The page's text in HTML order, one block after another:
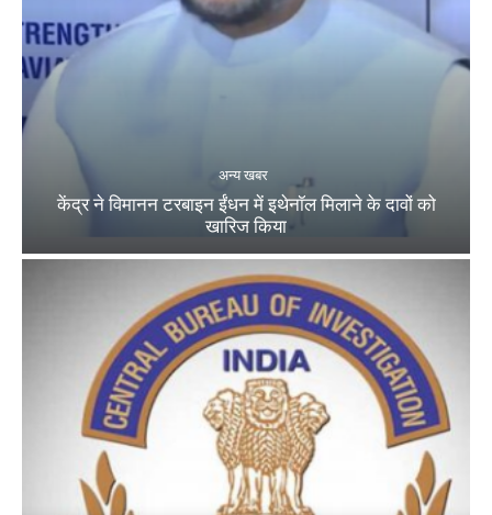
अन्य खबर
केंद्र ने विमानन टरबाइन ईंधन में इथेनॉल मिलाने के दावों को
खारिज किया